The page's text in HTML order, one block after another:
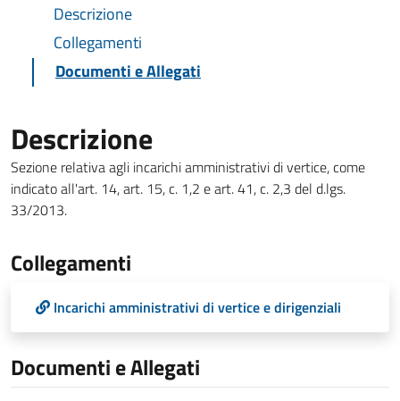
Descrizione
Collegamenti
Documenti e Allegati
Descrizione
Sezione relativa agli incarichi amministrativi di vertice, come
indicato all'art. 14, art. 15, c. 1,2 e art. 41, c. 2,3 del d.lgs.
33/2013.
Collegamenti
Incarichi amministrativi di vertice e dirigenziali
Documenti e Allegati